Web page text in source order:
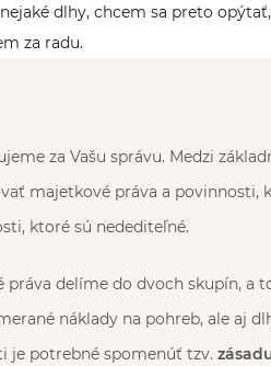
dlhy, chcem sa preto
za radu.
za Vašu správu. Medzi
majetkové práva a
ktoré sú nedediteľné.
delíme do dvoch skupín, a
náklady na pohreb, ale aj
je potrebné spomenúť tzv.